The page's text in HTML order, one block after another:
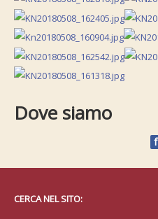
Dove siamo
f
CERCA NEL SITO: